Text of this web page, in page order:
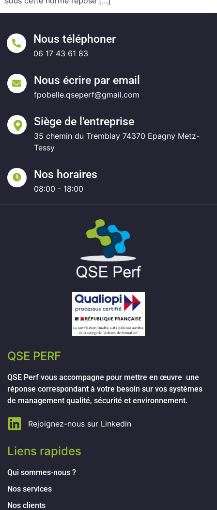
Nous téléphoner
06 17 43 61 83
Nous écrire par email
fpobelle.qseperf@gmail.com
Siège de l'entreprise
35 chemin du Tremblay 74370 Epagny Metz-
Tessy
Nos horaires
08:00 - 18:00
QSE PERF
QSE Perf vous accompagne pour mettre en œuvre une
réponse correspondant à votre besoin sur vos systèmes
de management qualité, sécurité et environnement.
Rejoignez-nous sur Linkedin
Liens rapides
Qui sommes-nous ?
Nos services
Nos clients